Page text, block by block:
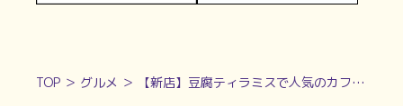
TOP ＞ グルメ ＞ 【新店】豆腐ティラミスで人気のカフェが奈良に登場｜KAYA Cafeならまち店